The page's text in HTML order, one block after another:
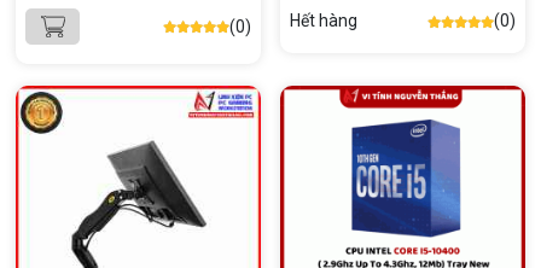
(0) Hết hàng (0)